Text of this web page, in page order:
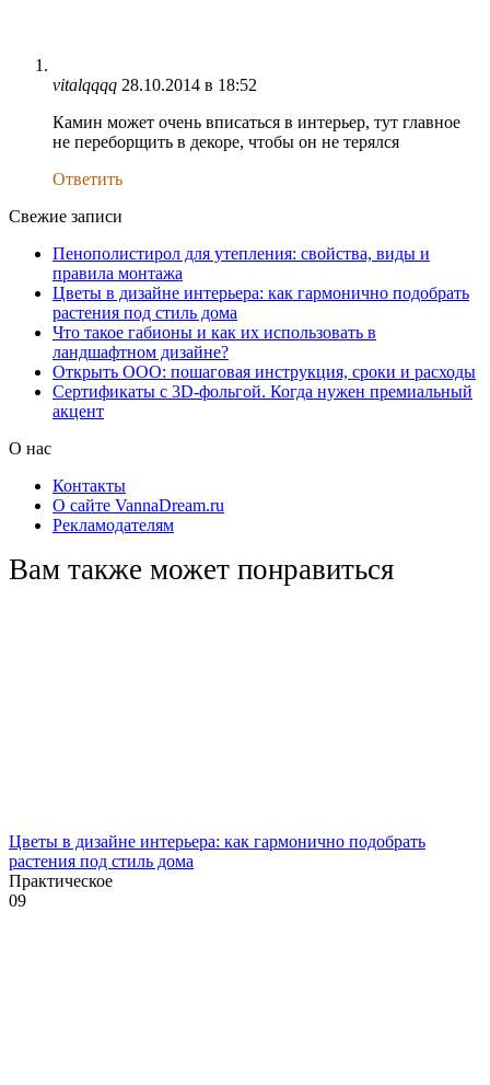
vitalqqqq 28.10.2014 в 18:52
Камин может очень вписаться в интерьер, тут главное
не переборщить в декоре, чтобы он не терялся
Ответить
Свежие записи
Пенополистирол для утепления: свойства, виды и
правила монтажа
Цветы в дизайне интерьера: как гармонично подобрать
растения под стиль дома
Что такое габионы и как их использовать в
ландшафтном дизайне?
Открыть ООО: пошаговая инструкция, сроки и расходы
Сертификаты с 3D-фольгой. Когда нужен премиальный
акцент
О нас
Контакты
О сайте VannaDream.ru
Рекламодателям
Вам также может понравиться
Цветы в дизайне интерьера: как гармонично подобрать
растения под стиль дома
Практическое
09